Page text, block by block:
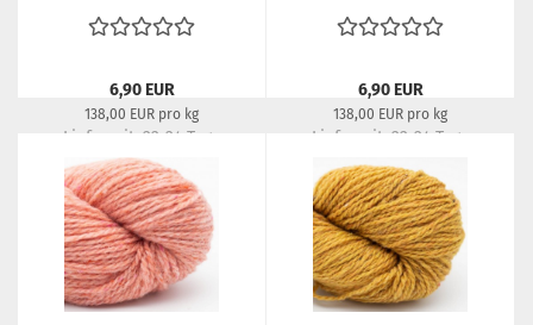
6,90 EUR
138,00 EUR pro kg
Lieferzeit: 22-24 Tage
6,90 EUR
138,00 EUR pro kg
Lieferzeit: 22-24 Tage